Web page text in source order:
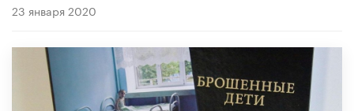
23 января 2020